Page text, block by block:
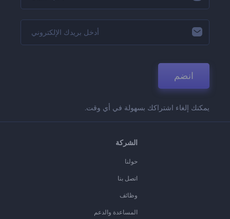
انضم
يمكنك إلغاء اشتراكك بسهولة في أي وقت.
الشركة
حولنا
اتصل بنا
وظائف
المساعدة والدعم